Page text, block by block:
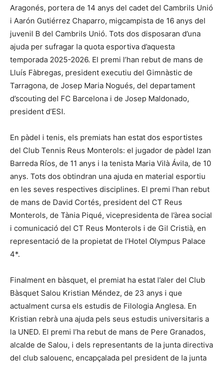
Aragonés, portera de 14 anys del cadet del Cambrils Unió
i Aarón Gutiérrez Chaparro, migcampista de 16 anys del
juvenil B del Cambrils Unió. Tots dos disposaran d’una
ajuda per sufragar la quota esportiva d’aquesta
temporada 2025-2026. El premi l’han rebut de mans de
Lluís Fàbregas, president executiu del Gimnàstic de
Tarragona, de Josep Maria Nogués, del departament
d’scouting del FC Barcelona i de Josep Maldonado,
president d’ESI.
En pàdel i tenis, els premiats han estat dos esportistes
del Club Tennis Reus Monterols: el jugador de pàdel Izan
Barreda Ríos, de 11 anys i la tenista Maria Vilà Ávila, de 10
anys. Tots dos obtindran una ajuda en material esportiu
en les seves respectives disciplines. El premi l’han rebut
de mans de David Cortés, president del CT Reus
Monterols, de Tània Piqué, vicepresidenta de l’àrea social
i comunicació del CT Reus Monterols i de Gil Cristià, en
representació de la propietat de l’Hotel Olympus Palace
4*.
Finalment en bàsquet, el premiat ha estat l’aler del Club
Bàsquet Salou Kristian Méndez, de 23 anys i que
actualment cursa els estudis de Filologia Anglesa. En
Kristian rebrà una ajuda pels seus estudis universitaris a
la UNED. El premi l’ha rebut de mans de Pere Granados,
alcalde de Salou, i dels representants de la junta directiva
del club salouenc, encapçalada pel president de la junta